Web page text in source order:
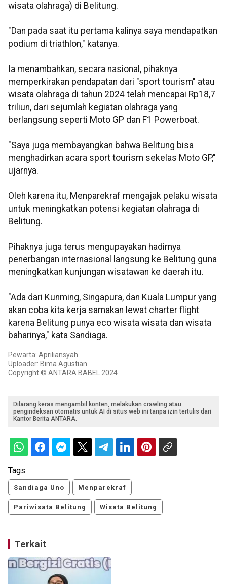
wisata olahraga) di Belitung.
"Dan pada saat itu pertama kalinya saya mendapatkan
podium di triathlon," katanya.
Ia menambahkan, secara nasional, pihaknya
memperkirakan pendapatan dari "sport tourism" atau
wisata olahraga di tahun 2024 telah mencapai Rp18,7
triliun, dari sejumlah kegiatan olahraga yang
berlangsung seperti Moto GP dan F1 Powerboat.
"Saya juga membayangkan bahwa Belitung bisa
menghadirkan acara sport tourism sekelas Moto GP,"
ujarnya.
Oleh karena itu, Menparekraf mengajak pelaku wisata
untuk meningkatkan potensi kegiatan olahraga di
Belitung.
Pihaknya juga terus mengupayakan hadirnya
penerbangan internasional langsung ke Belitung guna
meningkatkan kunjungan wisatawan ke daerah itu.
"Ada dari Kunming, Singapura, dan Kuala Lumpur yang
akan coba kita kerja samakan lewat charter flight
karena Belitung punya eco wisata wisata dan wisata
baharinya," kata Sandiaga.
Pewarta: Apriliansyah
Uploader: Bima Agustian
Copyright © ANTARA BABEL 2024
Dilarang keras mengambil konten, melakukan crawling atau
pengindeksan otomatis untuk AI di situs web ini tanpa izin tertulis dari
Kantor Berita ANTARA.
Tags:
Sandiaga Uno Menparekraf
Pariwisata Belitung Wisata Belitung
Terkait